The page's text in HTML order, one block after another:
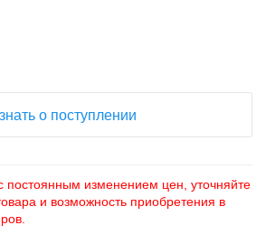
о поступлении
постоянным изменением цен, уточняйте
и возможность приобретения в